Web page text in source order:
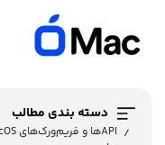
دسته بندی مطالب